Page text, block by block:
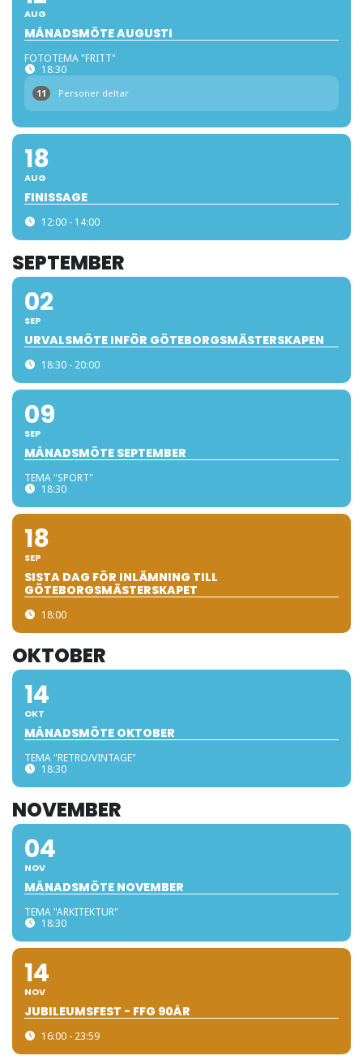
AUG
MÅNADSMÖTE AUGUSTI
FOTOTEMA "FRITT"
18:30
11 Personer deltar
18
AUG
FINISSAGE
12:00 - 14:00
SEPTEMBER
02
SEP
URVALSMÖTE INFÖR GÖTEBORGSMÄSTERSKAPEN
18:30 - 20:00
09
SEP
MÅNADSMÖTE SEPTEMBER
TEMA "SPORT"
18:30
18
SEP
SISTA DAG FÖR INLÄMNING TILL
GÖTEBORGSMÄSTERSKAPET
18:00
OKTOBER
14
OKT
MÅNADSMÖTE OKTOBER
TEMA "RETRO/VINTAGE"
18:30
NOVEMBER
04
NOV
MÅNADSMÖTE NOVEMBER
TEMA "ARKITEKTUR"
18:30
14
NOV
JUBILEUMSFEST - FFG 90ÅR
16:00 - 23:59